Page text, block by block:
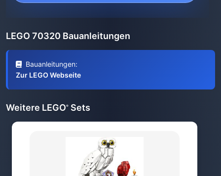
LEGO 70320 Bauanleitungen
Bauanleitungen:
Zur LEGO Webseite
Weitere LEGO® Sets